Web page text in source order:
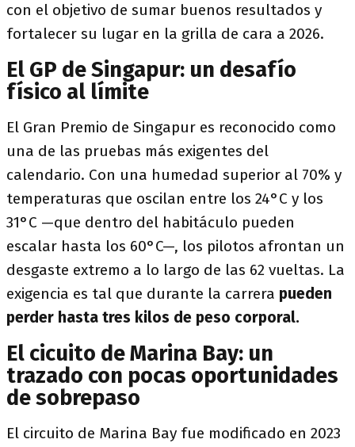
con el objetivo de sumar buenos resultados y
fortalecer su lugar en la grilla de cara a 2026.
El GP de Singapur: un desafío
físico al límite
El Gran Premio de Singapur es reconocido como
una de las pruebas más exigentes del
calendario. Con una humedad superior al 70% y
temperaturas que oscilan entre los 24°C y los
31°C —que dentro del habitáculo pueden
escalar hasta los 60°C—, los pilotos afrontan un
desgaste extremo a lo largo de las 62 vueltas. La
exigencia es tal que durante la carrera pueden
perder hasta tres kilos de peso corporal.
El cicuito de Marina Bay: un
trazado con pocas oportunidades
de sobrepaso
El circuito de Marina Bay fue modificado en 2023